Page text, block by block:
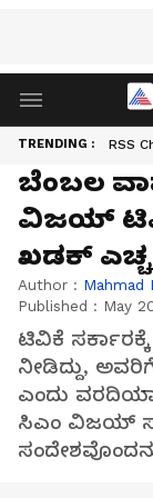
TRENDING : RSS
ಬೆಂಬಲ
ವಿಜಯ್
ಖಡಕ್
Author : Mahmad
Published : May
ಟಿವಿಕೆ
ನೀಡಿದ್ದು,
ಎಂದು
ಸಿಎಂ ವಿಜಯ್